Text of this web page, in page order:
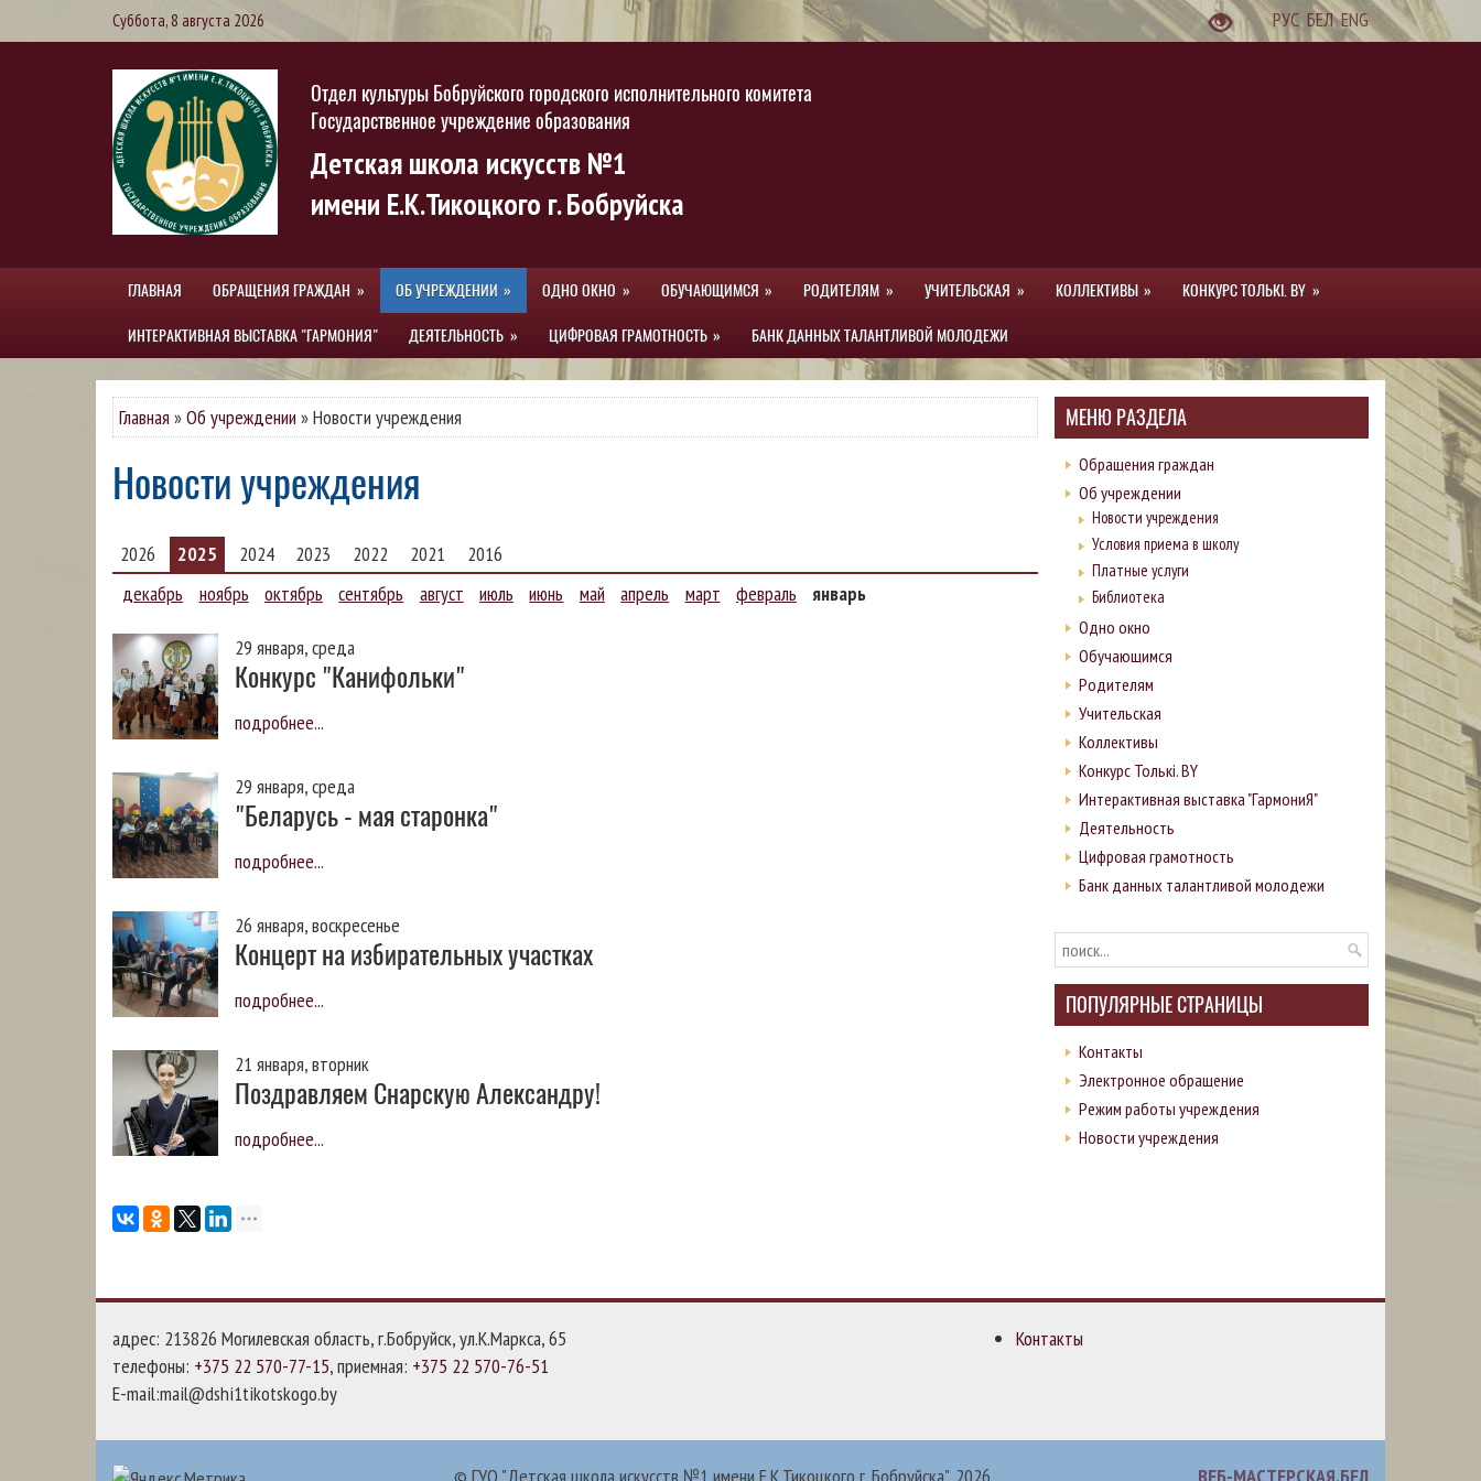
Суббота, 8 августа 2026 РУСБЕЛENG
Отдел культуры Бобруйского городского исполнительного комитета
Государственное учреждение образования
Детская школа искусств №1
имени Е.К.Тикоцкого г. Бобруйска
ГЛАВНАЯ ОБРАЩЕНИЯ ГРАЖДАН ОБ УЧРЕЖДЕНИИ ОДНО ОКНО ОБУЧАЮЩИМСЯ РОДИТЕЛЯМ УЧИТЕЛЬСКАЯ КОЛЛЕКТИВЫ КОНКУРС ТОЛЬКI. BY
ИНТЕРАКТИВНАЯ ВЫСТАВКА "ГАРМОНИЯ" ДЕЯТЕЛЬНОСТЬ ЦИФРОВАЯ ГРАМОТНОСТЬ БАНК ДАННЫХ ТАЛАНТЛИВОЙ МОЛОДЕЖИ
Главная »Об учреждении »Новости учреждения
Новости учреждения
2026 2025 2024 2023 2022 2021
2016
декабрь
ноябрь октябрь сентябрь август июль июнь май апрель март февраль январь
29 января, среда
конкурс "Канифольки"
подробнее...
29 января, среда
"Беларусь - мая старонка"
подробнее...
26 января, воскресенье
Концерт на избирательных участках
подробнее...
21 января, вторник
Поздравляем Снарскую Александру!
подробнее...
МЕНЮ РАЗДЕЛА
Обращения граждан
Об учреждении
Новости учреждения
Условия приема в школу
Платные услуги
Библиотека
Одно окно
Обучающимся
Родителям
Учительская
Коллективы
Конкурс Толькi. BY
Интерактивная выставка "ГармониЯ"
Деятельность
Цифровая грамотность
Банк данных талантливой молодежи
ПОПУЛЯРНЫЕ СТРАНИЦЫ
Контакты
Электронное обращение
Режим работы учреждения
Новости учреждения
адрес: 213826 Могилевская область, г.Бобруйск, ул.К.Маркса, 65
телефоны: +375 22 570-77-15, приемная: +375 22 570-76-51
E-mail:mail@dshi1tikotskogo.by
Контакты